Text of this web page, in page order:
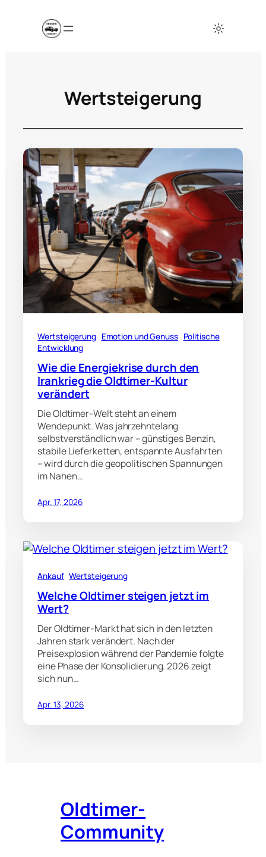
Wertsteigerung
Wertsteigerung Emotion und Genuss Politische
Entwicklung
Wie die Energiekrise durch den
Irankrieg die Oldtimer‑Kultur
verändert
Die Oldtimer‑Welt steht an einem
Wendepunkt. Was jahrzehntelang
selbstverständlich war – günstiges Benzin,
stabile Lieferketten, entspannte Ausfahrten
– wird durch die geopolitischen Spannungen
im Nahen…
Apr. 17, 2026
Ankauf Wertsteigerung
Welche Oldtimer steigen jetzt im
Wert?
Der Oldtimer-Markt hat sich in den letzten
Jahren stark verändert. Nach der
Preisexplosion während der Pandemie folgte
eine Phase der Konsolidierung. 2026 zeigt
sich nun…
Apr. 13, 2026
Oldtimer-
Community